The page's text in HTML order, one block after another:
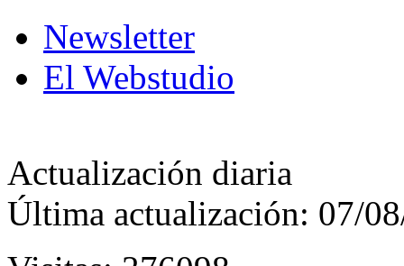
Newsletter
El Webstudio
Actualización diaria
Última actualización: 07/